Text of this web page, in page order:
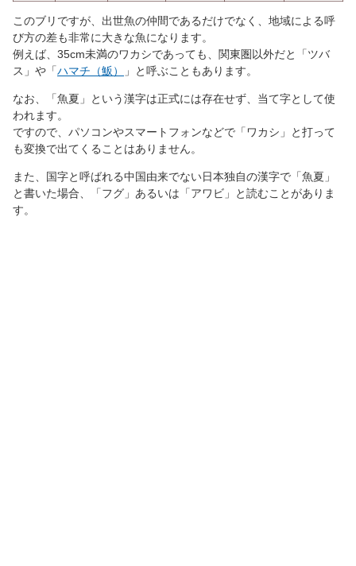
このブリですが、出世魚の仲間であるだけでなく、地域による呼
び方の差も非常に大きな魚になります。
例えば、35cm未満のワカシであっても、関東圏以外だと「ツバ
ス」や「ハマチ（魬） 」と呼ぶこともあります。
なお、「魚夏」という漢字は正式には存在せず、当て字として使
われます。
ですので、パソコンやスマートフォンなどで「ワカシ」と打って
も変換で出てくることはありません。
また、国字と呼ばれる中国由来でない日本独自の漢字で「魚夏」
と書いた場合、「フグ」あるいは「アワビ」と読むことがありま
す。